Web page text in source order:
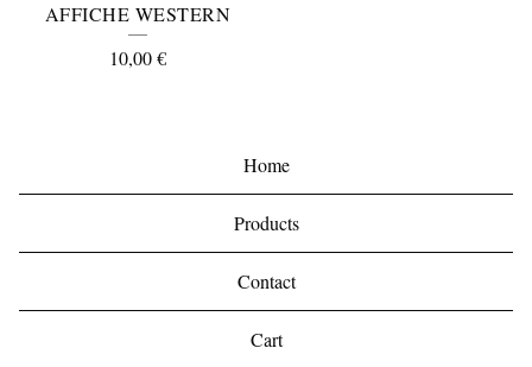
AFFICHE WESTERN
10,00€
Home
Products
Contact
Cart